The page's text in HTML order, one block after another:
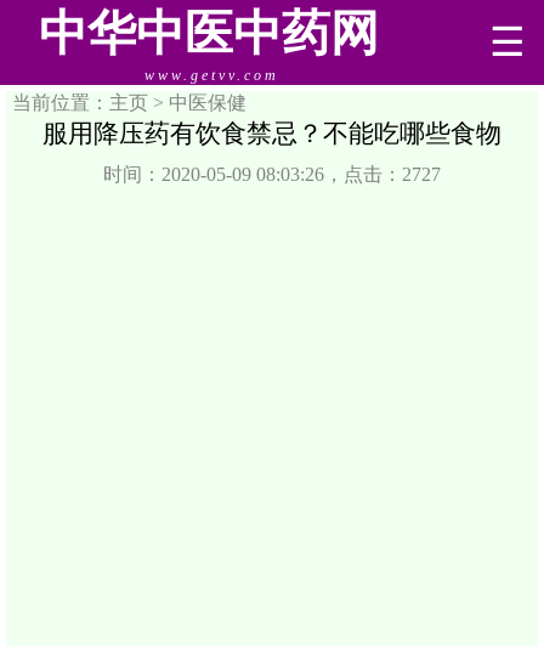
中华中医中药网
www.getvv.com
☰
当前位置：主页 > 中医保健
服用降压药有饮食禁忌？不能吃哪些食物
时间：2020-05-09 08:03:26，点击：2727